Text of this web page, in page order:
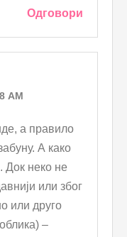
Одговори
AM
а правило
А како
Док неко не
или због
или друго
–